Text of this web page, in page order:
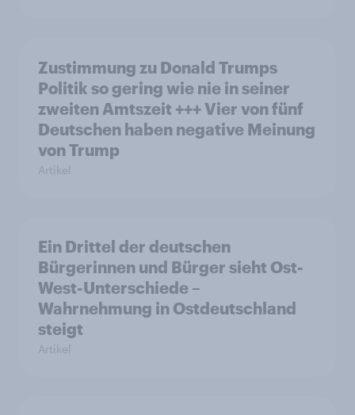
Zustimmung zu Donald Trumps
Politik so gering wie nie in seiner
zweiten Amtszeit +++ Vier von fünf
Deutschen haben negative Meinung
von Trump
Artikel
Ein Drittel der deutschen
Bürgerinnen und Bürger sieht Ost-
West-Unterschiede –
Wahrnehmung in Ostdeutschland
steigt
Artikel